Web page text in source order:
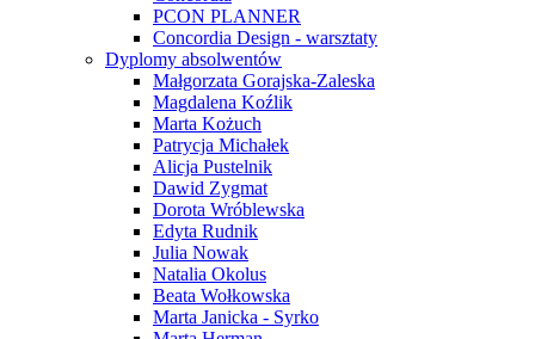
PCON PLANNER
Concordia Design - warsztaty
Dyplomy absolwentów
Małgorzata Gorajska-Zaleska
Magdalena Koźlik
Marta Kożuch
Patrycja Michałek
Alicja Pustelnik
Dawid Zygmat
Dorota Wróblewska
Edyta Rudnik
Julia Nowak
Natalia Okolus
Beata Wołkowska
Marta Janicka - Syrko